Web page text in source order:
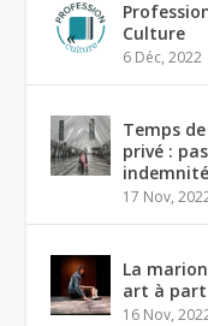
Culture
6 Déc, 2022
Temps
privé :
indemnité
17 Nov,
La
art à
16 Nov,